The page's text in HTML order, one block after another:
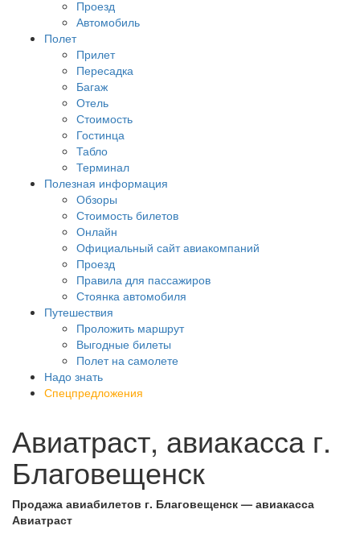
Проезд
Автомобиль
Полет
Прилет
Пересадка
Багаж
Отель
Стоимость
Гостинца
Табло
Терминал
Полезная информация
Обзоры
Стоимость билетов
Онлайн
Официальный сайт авиакомпаний
Проезд
Правила для пассажиров
Стоянка автомобиля
Путешествия
Проложить маршрут
Выгодные билеты
Полет на самолете
Надо знать
Спецпредложения
Авиатраст, авиакасса г.
Благовещенск
Продажа авиабилетов г. Благовещенск — авиакасса
Авиатраст